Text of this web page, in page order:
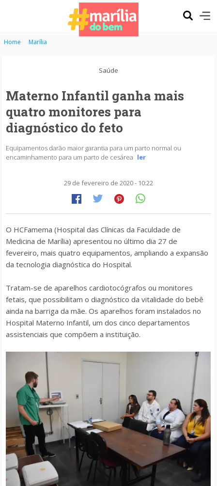
Home Marília
Saúde
Materno Infantil ganha mais
quatro monitores para
diagnóstico do feto
Equipamentos darão maior garantia para um parto normal ou
encaminhamento para um parto de cesárea ler
29 de fevereiro de 2020 - 10:22
O HCFamema (Hospital das Clínicas da Faculdade de
Medicina de Marília) apresentou no último dia 27 de
fevereiro, mais quatro equipamentos, ampliando a expansão
da tecnologia diagnóstica do Hospital.
Tratam-se de aparelhos cardiotocógrafos ou monitores
fetais, que possibilitam o diagnóstico da vitalidade do bebê
ainda na barriga da mãe. Os aparelhos foram instalados no
Hospital Materno Infantil, um dos cinco departamentos
assistenciais que compõem a instituição.